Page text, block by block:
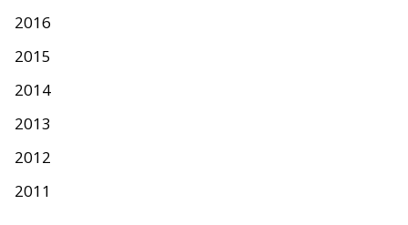
2016
2015
2014
2013
2012
2011